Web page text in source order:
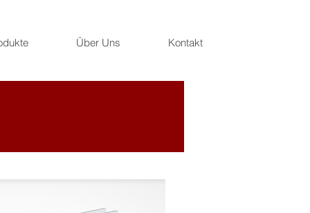
Über Uns Kontakt